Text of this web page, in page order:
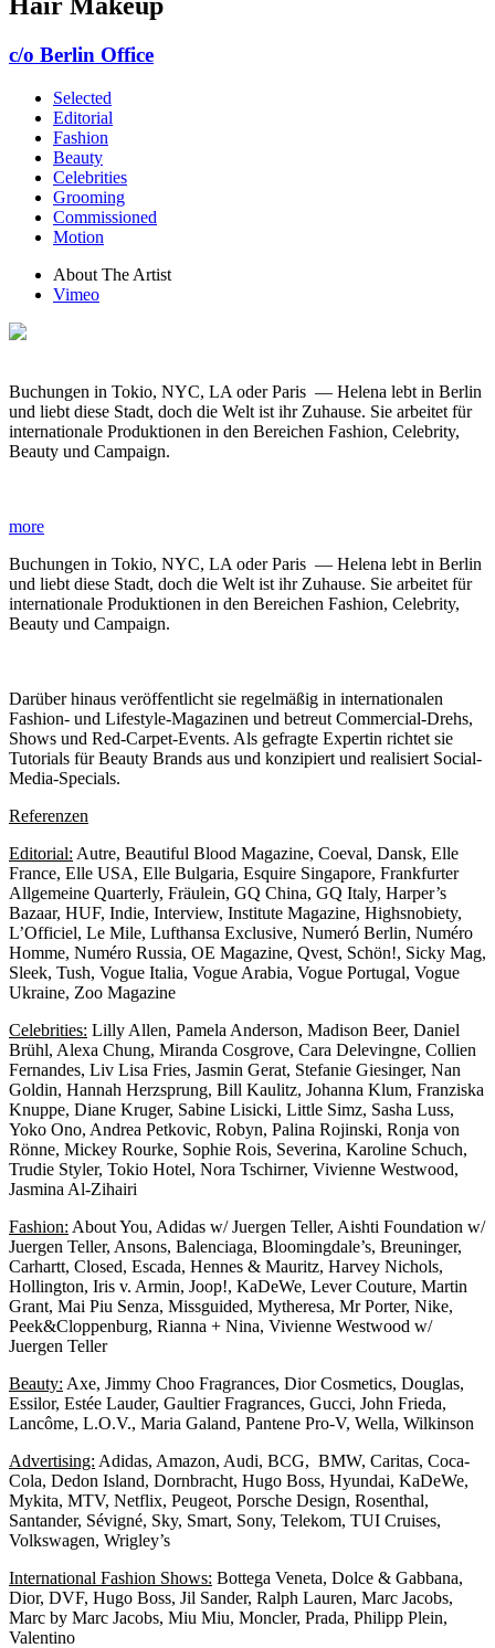
c/o Berlin Office
Selected
Editorial
Fashion
Beauty
Celebrities
Grooming
Commissioned
Motion
About The Artist
Vimeo
Buchungen in Tokio, NYC, LA oder Paris — Helena lebt in Berlin
und liebt diese Stadt, doch die Welt ist ihr Zuhause. Sie arbeitet für
internationale Produktionen in den Bereichen Fashion, Celebrity,
Beauty und Campaign.
more
Buchungen in Tokio, NYC, LA oder Paris — Helena lebt in Berlin
und liebt diese Stadt, doch die Welt ist ihr Zuhause. Sie arbeitet für
internationale Produktionen in den Bereichen Fashion, Celebrity,
Beauty und Campaign.
Darüber hinaus veröffentlicht sie regelmäßig in internationalen
Fashion- und Lifestyle-Magazinen und betreut Commercial-Drehs,
Shows und Red-Carpet-Events. Als gefragte Expertin richtet sie
Tutorials für Beauty Brands aus und konzipiert und realisiert Social-
Media-Specials.
Referenzen
Editorial: Autre, Beautiful Blood Magazine, Coeval, Dansk, Elle
France, Elle USA, Elle Bulgaria, Esquire Singapore, Frankfurter
Allgemeine Quarterly, Fräulein, GQ China, GQ Italy, Harper’s
Bazaar, HUF, Indie, Interview, Institute Magazine, Highsnobiety,
L’Officiel, Le Mile, Lufthansa Exclusive, Numeró Berlin, Numéro
Homme, Numéro Russia, OE Magazine, Qvest, Schön!, Sicky Mag,
Sleek, Tush, Vogue Italia, Vogue Arabia, Vogue Portugal, Vogue
Ukraine, Zoo Magazine
Celebrities: Lilly Allen, Pamela Anderson, Madison Beer, Daniel
Brühl, Alexa Chung, Miranda Cosgrove, Cara Delevingne, Collien
Fernandes, Liv Lisa Fries, Jasmin Gerat, Stefanie Giesinger, Nan
Goldin, Hannah Herzsprung, Bill Kaulitz, Johanna Klum, Franziska
Knuppe, Diane Kruger, Sabine Lisicki, Little Simz, Sasha Luss,
Yoko Ono, Andrea Petkovic, Robyn, Palina Rojinski, Ronja von
Rönne, Mickey Rourke, Sophie Rois, Severina, Karoline Schuch,
Trudie Styler, Tokio Hotel, Nora Tschirner, Vivienne Westwood,
Jasmina Al-Zihairi
Fashion: About You, Adidas w/ Juergen Teller, Aishti Foundation w/
Juergen Teller, Ansons, Balenciaga, Bloomingdale’s, Breuninger,
Carhartt, Closed, Escada, Hennes & Mauritz, Harvey Nichols,
Hollington, Iris v. Armin, Joop!, KaDeWe, Lever Couture, Martin
Grant, Mai Piu Senza, Missguided, Mytheresa, Mr Porter, Nike,
Peek&Cloppenburg, Rianna + Nina, Vivienne Westwood w/
Juergen Teller
Beauty: Axe, Jimmy Choo Fragrances, Dior Cosmetics, Douglas,
Essilor, Estée Lauder, Gaultier Fragrances, Gucci, John Frieda,
Lancôme, L.O.V., Maria Galand, Pantene Pro-V, Wella, Wilkinson
Advertising: Adidas, Amazon, Audi, BCG, BMW, Caritas, Coca-
Cola, Dedon Island, Dornbracht, Hugo Boss, Hyundai, KaDeWe,
Mykita, MTV, Netflix, Peugeot, Porsche Design, Rosenthal,
Santander, Sévigné, Sky, Smart, Sony, Telekom, TUI Cruises,
Volkswagen, Wrigley’s
International Fashion Shows: Bottega Veneta, Dolce & Gabbana,
Dior, DVF, Hugo Boss, Jil Sander, Ralph Lauren, Marc Jacobs,
Marc by Marc Jacobs, Miu Miu, Moncler, Prada, Philipp Plein,
Valentino